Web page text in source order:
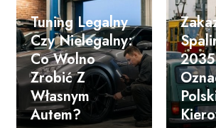
Tuning Legalny
Czy Nielegalny:
Co Wolno
Zrobić Z
Własnym
Autem?